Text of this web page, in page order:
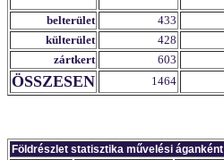
belterület 433
külterület
428
zártkert
603
ÖSSZESEN 1464
Földrészlet statisztika művelési áganként